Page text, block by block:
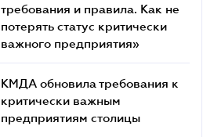
требования и правила. Как не
потерять статус критически
важного предприятия»
КМДА обновила требования к
критически важным
предприятиям столицы